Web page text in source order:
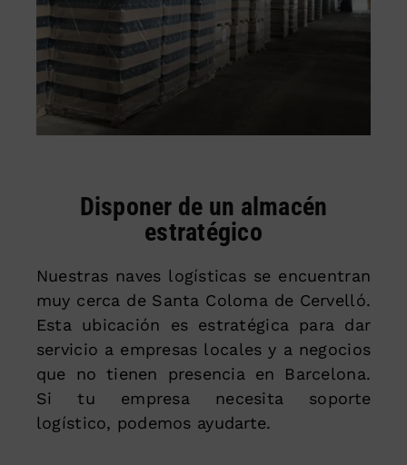
Disponer de un almacén
estratégico
Nuestras naves logísticas se encuentran
muy cerca de Santa Coloma de Cervelló.
Esta ubicación es estratégica para dar
servicio a empresas locales y a negocios
que no tienen presencia en Barcelona.
Si tu empresa necesita soporte
logístico, podemos ayudarte.